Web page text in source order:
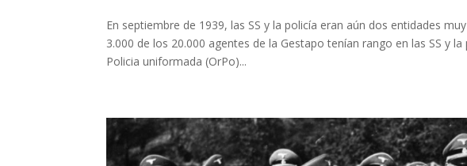
En septiembre de 1939, las SS y la policía eran aún dos entidades
3.000 de los 20.000 agentes de la Gestapo tenían rango en las SS y
Policia uniformada (OrPo)...